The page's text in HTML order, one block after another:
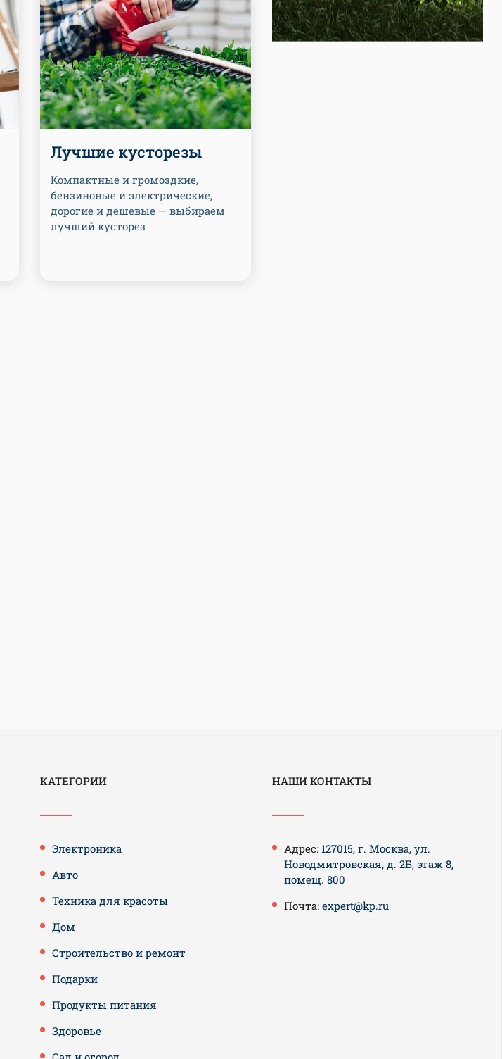
Лучшие кусторезы
Компактные и громоздкие,
бензиновые и электрические,
дорогие и дешевые — выбираем
лучший кусторез
КАТЕГОРИИ
Электроника
Авто
Техника для красоты
Дом
Строительство и ремонт
Подарки
Продукты питания
Здоровье
НАШИ КОНТАКТЫ
Адрес: 127015, г. Москва, ул.
Новодмитровская, д. 2Б, этаж 8,
помещ. 800
Почта: expert@kp.ru